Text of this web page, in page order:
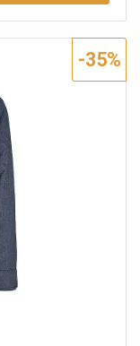
Des poignets
teddy douillet
revers et cordon
résistant
de boutonnage
côtelés pour un
arrondi dans le
pression et
: 5000
Matière : 100 %
-35%